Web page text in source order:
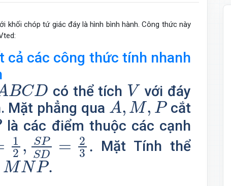
khối chóp tứ giác đáy là hình bình hành. Công thức này
cả các công thức tính nhanh
BCD
BCD có thể tích V
V với đáy
Mặt phẳng qua A, M, P
A, M,P
cắt
là các điểm thuộc các cạnh
1
2 , SP
SD =
2
3 .
=12,SPSD= 23.
Mặt Tính thể
MNP.
NP.